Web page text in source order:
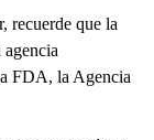
recuerde que la
FDA, la Agencia